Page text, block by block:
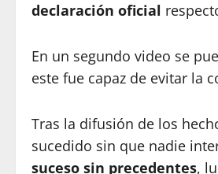
declaración oficial
En un segundo video se
este fue capaz de evitar la
Tras la difusión de los
sucedido sin que nadie
suceso sin precedentes,